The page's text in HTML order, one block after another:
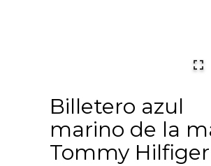
Billetero azul
marino de la
Tommy Hilfiger